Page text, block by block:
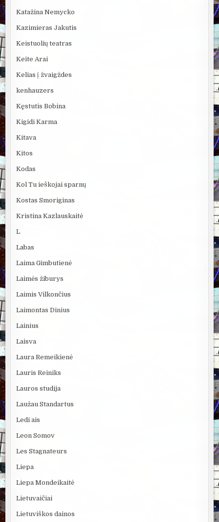
Katažina Nemycko
Kazimieras Jakutis
Keistuolių teatras
Keite Arai
Kelias į žvaigždes
kenhauzers
Kęstutis Bobina
Kigidi Karma
Kitava
Kitos
Kodas
Kol Tu ieškojai sparnų
Kostas Smoriginas
Kristina Kazlauskaitė
L
Labas
Laima Gimbutienė
Laimės žiburys
Laimis Vilkončius
Laimontas Dinius
Lainius
Laisva
Laura Remeikienė
Lauris Reiniks
Lauros studija
Laužau Standartus
Ledi ais
Leon Somov
Les Stagnateurs
Liepa
Liepa Mondeikaitė
Lietuvaičiai
Lietuviškos dainos